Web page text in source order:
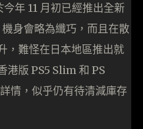
年 11 月初已經推出全新
身會略為纖巧，而且在散
，難怪在日本地區推出就
港版 PS5 Slim 和 PS
情，似乎仍有待清減庫存